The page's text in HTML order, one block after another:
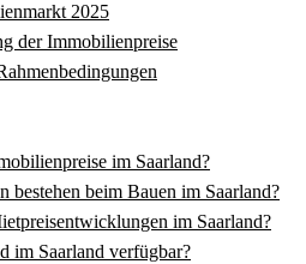
2025
der Immobilienpreise
im Saarland?
bestehen beim Bauen im Saarland?
im Saarland?
im Saarland verfügbar?